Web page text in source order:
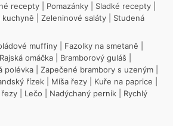
recepty Pomazánky Sladké recepty
kuchyně Zeleninové saláty
Studená
muffiny Fazolky na smetaně
Rajská omáčka Bramborový guláš
polévka Zapečené brambory s uzeným
řízek Míša řezy Kuře na paprice
Lečo Nadýchaný perník
Rychlý